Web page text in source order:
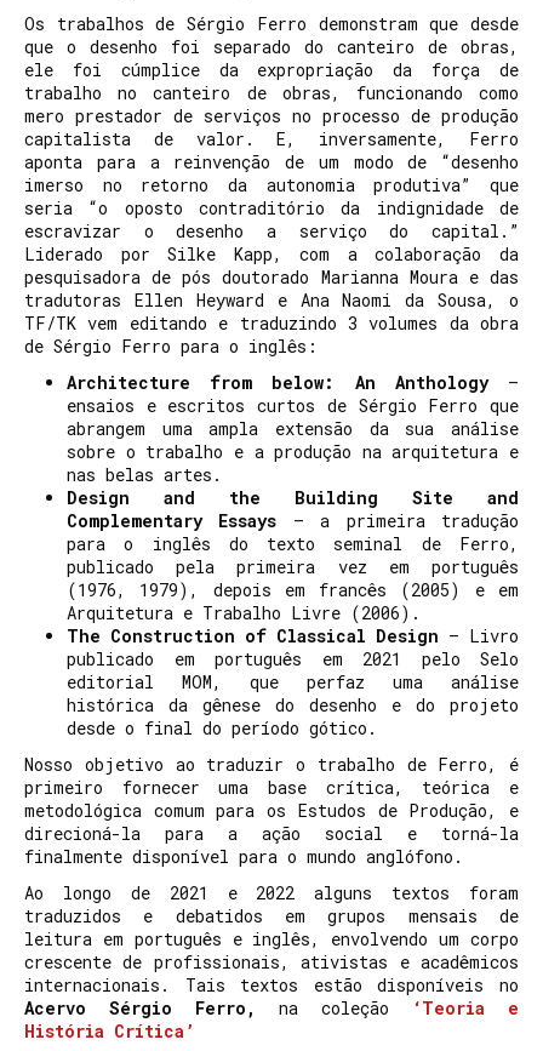
Os trabalhos de Sérgio Ferro demonstram que desde
que o desenho foi separado do canteiro de obras,
ele foi cúmplice da expropriação da força de
trabalho no canteiro de obras, funcionando como
mero prestador de serviços no processo de produção
capitalista de valor. E, inversamente, Ferro
aponta para a reinvenção de um modo de “desenho
imerso no retorno da autonomia produtiva” que
seria “o oposto contraditório da indignidade de
escravizar o desenho a serviço do capital.”
Liderado por Silke Kapp, com a colaboração da
pesquisadora de pós doutorado Marianna Moura e das
tradutoras Ellen Heyward e Ana Naomi da Sousa, o
TF/TK vem editando e traduzindo 3 volumes da obra
de Sérgio Ferro para o inglês:
Architecture from below: An Anthology–
ensaios e escritos curtos de Sérgio Ferro que
abrangem uma ampla extensão da sua análise
sobre o trabalho e a produção na arquitetura e
nas belas artes.
Design and the Building Site and
Complementary Essays – a primeira tradução
para o inglês do texto seminal de Ferro,
publicado pela primeira vez em português
(1976, 1979), depois em francês (2005) e em
Arquitetura e Trabalho Livre (2006).
The Construction of Classical Design – Livro
publicado em português em 2021 pelo Selo
editorial MOM, que perfaz uma análise
histórica da gênese do desenho e do projeto
desde o final do período gótico.
Nosso objetivo ao traduzir o trabalho de Ferro, é
primeiro fornecer uma base crítica, teórica e
metodológica comum para os Estudos de Produção, e
direcioná-la para a ação social e torná-la
finalmente disponível para o mundo anglófono.
Ao longo de 2021 e 2022 alguns textos foram
traduzidos e debatidos em grupos mensais de
leitura em português e inglês, envolvendo um corpo
crescente de profissionais, ativistas e acadêmicos
internacionais. Tais textos estão disponíveis no
Acervo Sérgio Ferro,
na coleção ‘Teoria e
História Crítica’